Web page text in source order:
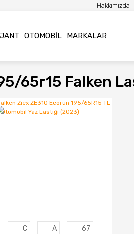
Hakkımızda
JANT OTOMOBIL MARKALAR
65r15 Falken
C A 67